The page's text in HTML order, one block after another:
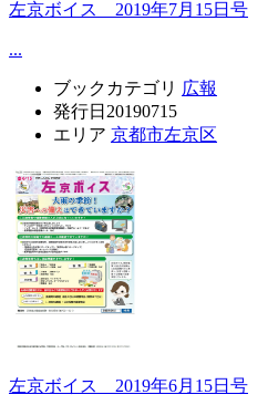
左京ボイス 2019年7月15日号
...
ブックカテゴリ 広報
発行日 20190715
エリア 京都市左京区
左京ボイス 2019年6月15日号